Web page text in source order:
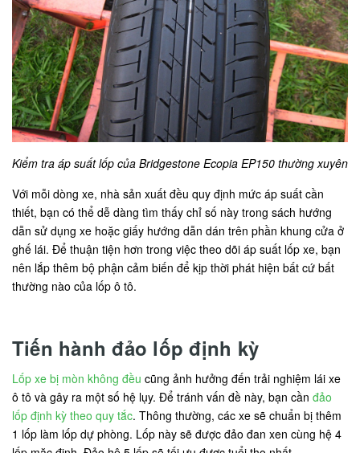
Kiểm tra áp suất lốp của Bridgestone Ecopia EP150 thường xuyên
Với mỗi dòng xe, nhà sản xuất đều quy định mức áp suất cần
thiết, bạn có thể dễ dàng tìm thấy chỉ số này trong sách hướng
dẫn sử dụng xe hoặc giấy hướng dẫn dán trên phần khung cửa ở
ghế lái. Để thuận tiện hơn trong việc theo dõi áp suất lốp xe, bạn
nên lắp thêm bộ phận cảm biến để kịp thời phát hiện bất cứ bất
thường nào của lốp ô tô.
Tiến hành đảo lốp định kỳ
Lốp xe bị mòn không đều cũng ảnh hưởng đến trải nghiệm lái xe
ô tô và gây ra một số hệ lụy. Để tránh vấn đề này, bạn cần đảo
lốp định kỳ theo quy tắc. Thông thường, các xe sẽ chuẩn bị thêm
1 lốp làm lốp dự phòng. Lốp này sẽ được đảo đan xen cùng hệ 4